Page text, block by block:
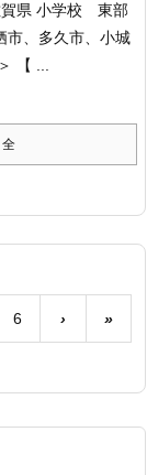
県 小学校 東部
市、多久市、小城
【 ...
全
6 › »